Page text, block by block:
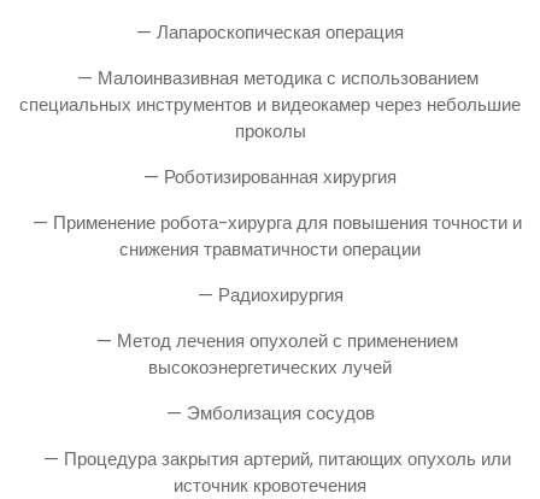
— Лапароскопическая операция
— Малоинвазивная методика с использованием
специальных инструментов и видеокамер через небольшие
проколы
— Роботизированная хирургия
— Применение робота-хирурга для повышения точности и
снижения травматичности операции
— Радиохирургия
— Метод лечения опухолей с применением
высокоэнергетических лучей
— Эмболизация сосудов
— Процедура закрытия артерий, питающих опухоль или
источник кровотечения